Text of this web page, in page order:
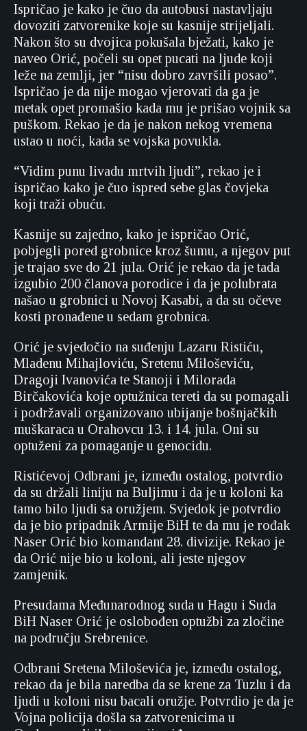
Ispričao je kako je čuo da autobusi nastavljaju
dovoziti zatvorenike koje su kasnije strijeljali.
Nakon što su dvojica pokušala bježati, kako je
naveo Orić, počeli su opet pucati na ljude koji
leže na zemlji, jer “nisu dobro završili posao”.
Ispričao je da nije mogao vjerovati da ga je
metak opet promašio kada mu je prišao vojnik sa
puškom. Rekao je da je nakon nekog vremena
ustao u noći, kada se vojska povukla.
“Vidim punu livadu mrtvih ljudi”, rekao je i
ispričao kako je čuo ispred sebe glas čovjeka
koji traži obuću.
Kasnije su zajedno, kako je ispričao Orić,
pobjegli pored grobnice kroz šumu, a njegov put
je trajao sve do 21 jula. Orić je rekao da je tada
izgubio 200 članova porodice i da je polubrata
našao u grobnici u Novoj Kasabi, a da su očeve
kosti pronađene u sedam grobnica.
Orić je svjedočio na suđenju Lazaru Ristiću,
Mladenu Mihajloviću, Sretenu Miloševiću,
Dragoji Ivanovića te Stanoji i Milorada
Birčakovića koje optužnica tereti da su pomagali
i podržavali organizovano ubijanje bošnjačkih
muškaraca u Orahovcu 13. i 14. jula. Oni su
optuženi za pomaganje u genocidu.
Ristićevoj Odbrani je, između ostalog, potvrdio
da su držali liniju na Buljimu i da je u koloni ka
tamo bilo ljudi sa oružjem. Svjedok je potvrdio
da je bio pripadnik Armije BiH te da mu je rođak
Naser Orić bio komandant 28. divizije. Rekao je
da Orić nije bio u koloni, ali jeste njegov
zamjenik.
Presudama Međunarodnog suda u Hagu i Suda
BiH Naser Orić je oslobođen optužbi za zločine
na području Srebrenice.
Odbrani Sretena Miloševića je, između ostalog,
rekao da je bila naredba da se krene za Tuzlu i da
ljudi u koloni nisu bacali oružje. Potvrdio je da je
Vojna policija došla sa zatvorenicima u